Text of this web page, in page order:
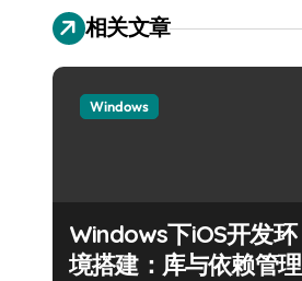
相关文章
Windows
Windows下iOS开发环
境搭建：库与依赖管理